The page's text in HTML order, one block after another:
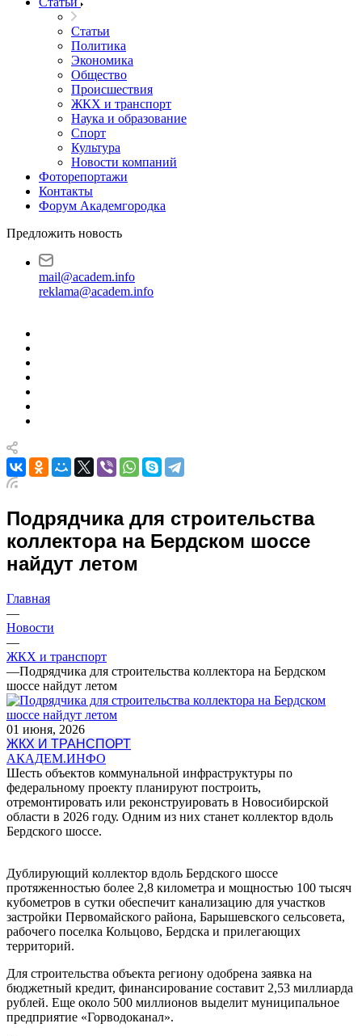
Статьи
Политика
Экономика
Общество
Происшествия
ЖКХ и транспорт
Наука и образование
Спорт
Культура
Новости компаний
Фоторепортажи
Контакты
Форум Академгородка
Предложить новость
mail@academ.info
reklama@academ.info
Подрядчика для строительства
коллектора на Бердском шоссе
найдут летом
Главная
—
Новости
—
ЖКХ и транспорт
—Подрядчика для строительства коллектора на Бердском
шоссе найдут летом
01 июня, 2026
ЖКХ И ТРАНСПОРТ
АКАДЕМ.ИНФО
Шесть объектов коммунальной инфраструктуры по
федеральному проекту планируют построить,
отремонтировать или реконструировать в Новосибирской
области в 2026 году. Одним из них станет коллектор вдоль
Бердского шоссе.
Дублирующий коллектор вдоль Бердского шоссе
протяженностью более 2,8 километра и мощностью 100 тысяч
кубометров в сутки обеспечит канализацию для участков
застройки Первомайского района, Барышевского сельсовета,
рабочего поселка Кольцово, Бердска и прилегающих
территорий.
Для строительства объекта региону одобрена заявка на
бюджетный кредит, финансирование составит 2,53 миллиарда
рублей. Еще около 500 миллионов выделит муниципальное
предприятие «Горводоканал».